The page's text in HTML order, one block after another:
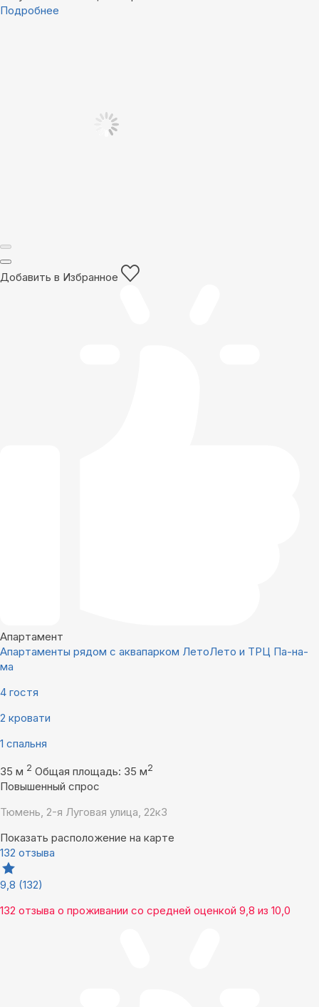
Подробнее
Добавить в Избранное
Апартамент
Апартаменты рядом с аквапарком ЛетоЛето и ТРЦ Па-на-
ма
4 гостя
2 кровати
1 спальня
35 м 2 Общая площадь: 35 м2
Повышенный спрос
Тюмень, 2-я Луговая улица, 22к3
Показать расположение на карте
132 отзыва
9,8 (132)
132 отзыва о проживании со средней оценкой 9,8 из 10,0